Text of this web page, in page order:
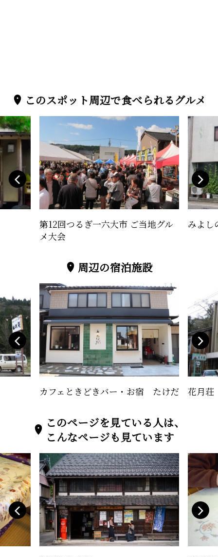
このスポット周辺で食べられるグルメ
第12回つるぎ一六大市 ご当地グル
メ大会
みよし
周辺の宿泊施設
カフェときどきバー・お宿 たけだ 花月荘
このページを見ている人は、
こんなページも見ています